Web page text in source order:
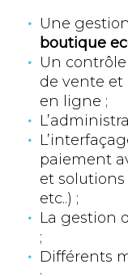
Une
boutique
Un
de vente et
en ligne ;
paiement
et solutions
etc..) ;
La gestion
;
Différents